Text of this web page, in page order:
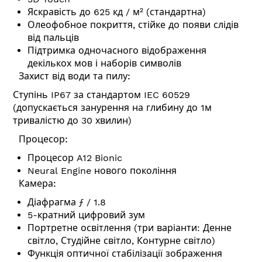
Яскравість до 625 кд / м² (стандартна)
Олеофобное покриття, стійке до появи слідів
від пальців
Підтримка одночасного відображення
декількох мов і наборів символів
Захист від води та пилу:
Ступінь IP67 за стандартом IEC 60529
(допускається занурення на глибину до 1м
тривалістю до 30 хвилин)
Процесор:
Процесор A12 Bionic
Neural Engine нового покоління
Камера:
Діафрагма ƒ / 1.8
5-кратний цифровий зум
Портретне освітлення (три варіанти: Денне
світло, Студійне світло, Контурне світло)
Функція оптичної стабілізації зображення